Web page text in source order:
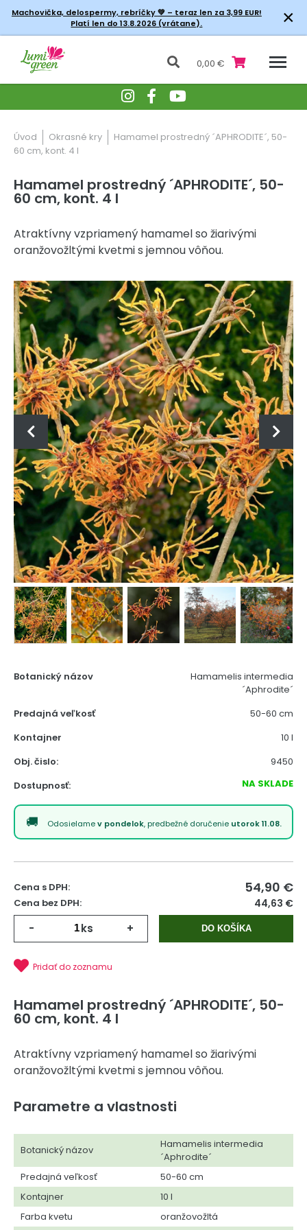
Machovička, delospermy, rebríčky💚 – teraz len za 3,99 EUR!
Platí len do 13.8.2026 (vrátane).
×
0,00 €
Úvod Okrasné kry
Hamamel prostredný ´APHRODITE´, 50-
60 cm, kont. 4 l
Hamamel prostredný ´APHRODITE´, 50-
60 cm, kont. 4 l
Atraktívny vzpriamený hamamel so žiarivými
oranžovožltými kvetmi s jemnou vôňou.
Botanický názov
Hamamelis intermedia
´Aphrodite´
Predajná veľkosť
50-60 cm
Kontajner
10 l
Obj. čislo:
9450
Dostupnosť:
NA SKLADE
Odosielamev pondelok, predbežné doručenie utorok 11.08.
Cena s DPH: 54,90 €
Cena bez DPH: 44,63 €
- ks + DO KOŠÍKA
Pridať do zoznamu
Hamamel prostredný ´APHRODITE´, 50-
60 cm, kont. 4 l
Atraktívny vzpriamený hamamel so žiarivými
oranžovožltými kvetmi s jemnou vôňou.
Parametre a vlastnosti
Botanický názov
Hamamelis intermedia
´Aphrodite´
Predajná veľkosť
50-60 cm
Kontajner
10 l
Farba kvetu
oranžovožltá